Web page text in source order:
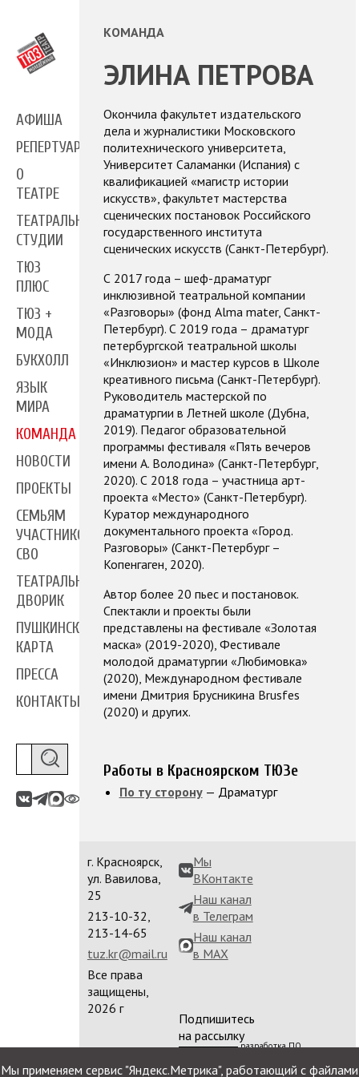
АФИША
РЕПЕРТУАР
О
ТЕАТРЕ
ТЕАТРАЛЬНЫЕ
СТУДИИ
ТЮЗ
ПЛЮС
ТЮЗ +
МОДА
БУКХОЛЛ
ЯЗЫК
МИРА
КОМАНДА
НОВОСТИ
ПРОЕКТЫ
СЕМЬЯМ
УЧАСТНИКОВ
СВО
ТЕАТРАЛЬНЫЙ
ДВОРИК
ПУШКИНСКАЯ
КАРТА
ПРЕССА
КОНТАКТЫ
КОМАНДА
ЭЛИНА ПЕТРОВА
Окончила факультет издательского
дела и журналистики Московского
политехнического университета,
Университет Саламанки (Испания) с
квалификацией «магистр истории
искусств», факультет мастерства
сценических постановок Российского
государственного института
сценических искусств (Санкт-Петербург).
С 2017 года – шеф-драматург
инклюзивной театральной компании
«Разговоры» (фонд Alma mater, Санкт-
Петербург). С 2019 года – драматург
петербургской театральной школы
«Инклюзион» и мастер курсов в Школе
креативного письма (Санкт-Петербург).
Руководитель мастерской по
драматургии в Летней школе (Дубна,
2019). Педагог образовательной
программы фестиваля «Пять вечеров
имени А. Володина» (Санкт-Петербург,
2020). С 2018 года – участница арт-
проекта «Место» (Санкт-Петербург).
Куратор международного
документального проекта «Город.
Разговоры» (Санкт-Петербург –
Копенгаген, 2020).
Автор более 20 пьес и постановок.
Спектакли и проекты были
представлены на фестивале «Золотая
маска» (2019-2020), Фестивале
молодой драматургии «Любимовка»
(2020), Международном фестивале
имени Дмитрия Брусникина Brusfes
(2020) и других.
Работы в Красноярском ТЮЗе
По ту сторону— Драматург
г. Красноярск,
ул. Вавилова,
25
213-10-32,
213-14-65
tuz.kr@mail.ru
Все права
защищены,
2026 г
Мы
ВКонтакте
Наш канал
в Телеграм
Наш канал
в MAX
Подпишитесь
на рассылку
разработка ПО
сайта
Мы применяем сервис "Яндекс.Метрика", работающий с файлами